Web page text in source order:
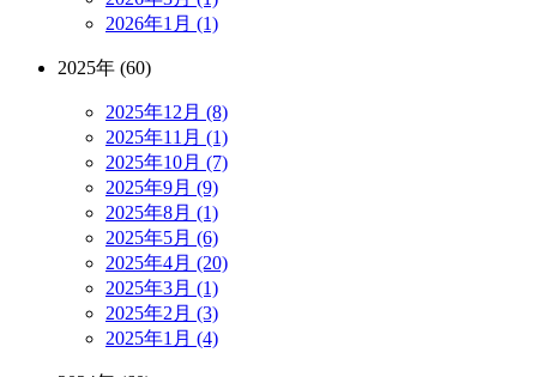
2026年1月 (1)
2025年 (60)
2025年12月 (8)
2025年11月 (1)
2025年10月 (7)
2025年9月 (9)
2025年8月 (1)
2025年5月 (6)
2025年4月 (20)
2025年3月 (1)
2025年2月 (3)
2025年1月 (4)